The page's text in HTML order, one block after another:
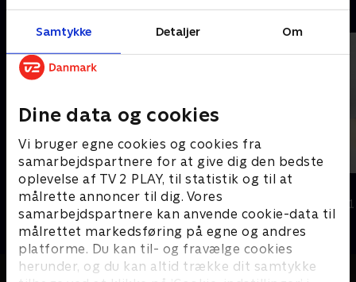
Samtykke Detaljer Om
Dine data og cookies
Vi bruger egne cookies og cookies fra
samarbejdspartnere for at give dig den bedste
oplevelse af TV 2 PLAY, til statistik og til at
målrette annoncer til dig. Vores
samarbejdspartnere kan anvende cookie-data til
målrettet markedsføring på egne og andres
platforme. Du kan til- og fravælge cookies
herunder, og du kan altid trække dit samtykke
Andre så også
Nicki Bille brænder
Dokumentar • 1 sæsoner
Sidney
Dokumentar •